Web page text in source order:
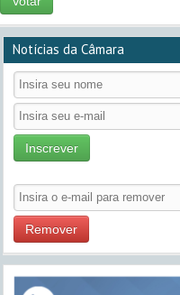
Notícias da Câmara
Inscrever
Remover